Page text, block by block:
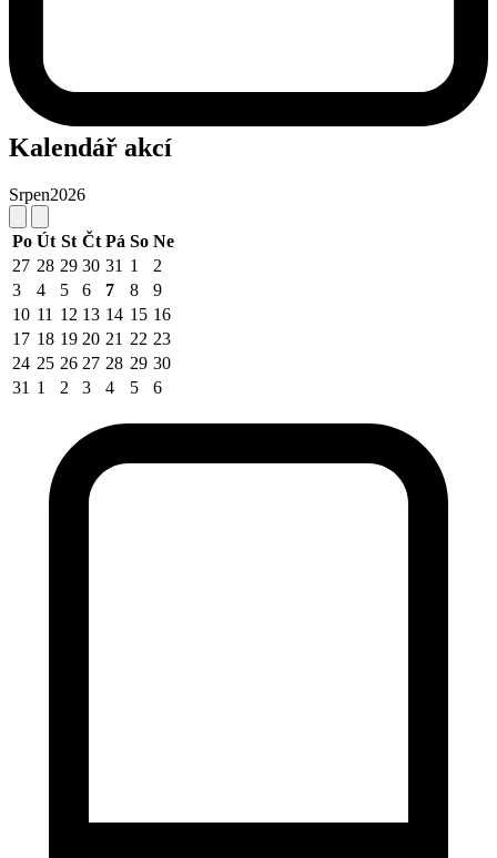
Kalendář akcí
Srpen2026
Po Út St Čt Pá So Ne
27 28 29 30 31 1
2
3
4 5 6 7 8
9
10 11 12 13 14 15 16
17 18 19 20 21 22 23
24 25 26 27 28 29 30
31 1 2 3 4 5 6